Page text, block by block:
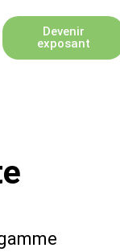
Devenir
exposant